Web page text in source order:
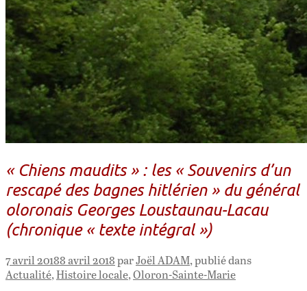
« Chiens maudits » : les « Souvenirs d’un
rescapé des bagnes hitlérien » du général
oloronais Georges Loustaunau-Lacau
(chronique « texte intégral »)
7 avril 20188 avril 2018parJoël ADAM, publié dans
Actualité,Histoire locale,Oloron-Sainte-Marie